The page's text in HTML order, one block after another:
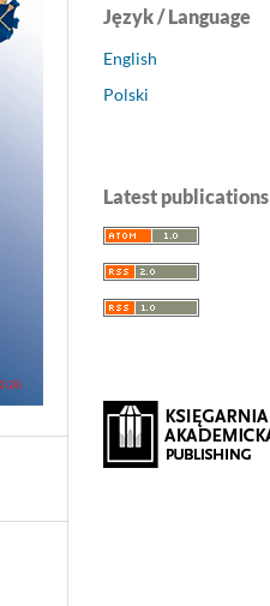
Język / Language
English
Polski
Latest publications